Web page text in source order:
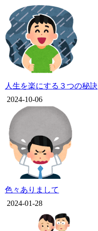
人生を楽にする３つの秘訣
2024-10-06
色々ありまして
2024-01-28